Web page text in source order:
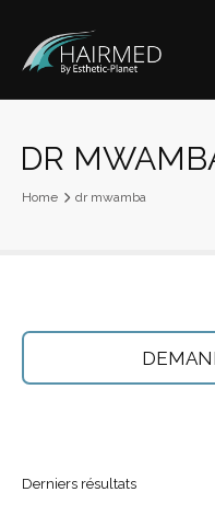
DR
Home dr mwamba
Derniers résultats